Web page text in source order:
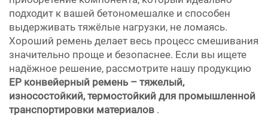
подходит к вашей бетономешалке и способен
выдерживать тяжёлые нагрузки, не ломаясь.
Хороший ремень делает весь процесс смешивания
значительно проще и безопаснее. Если вы ищете
надёжное решение, рассмотрите нашу продукцию
EP конвейерный ремень – тяжелый,
износостойкий, термостойкий для промышленной
транспортировки материалов .